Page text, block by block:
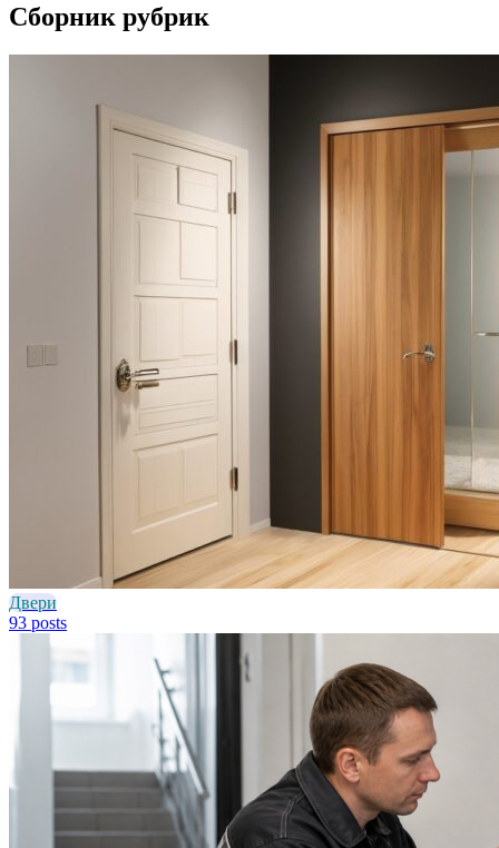
Сборник рубрик
Двери
93 posts